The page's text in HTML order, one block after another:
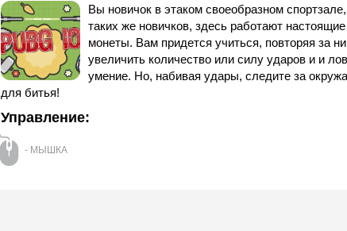
Вы новичок в этаком своеобразном
таких же новичков, здесь работают
монеты. Вам придется учиться, повторяя за
увеличить количество или силу ударов и и
умение. Но, набивая удары, следите за
для битья!
Управление:
- МЫШКА